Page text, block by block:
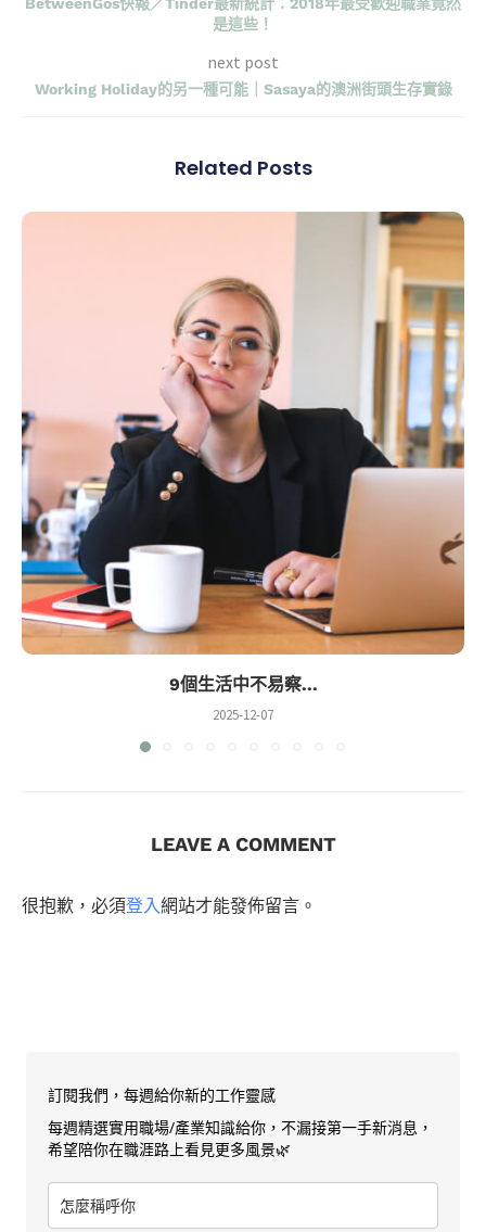
是這些！
next post
Working Holiday的另一種可能｜Sasaya的澳洲街頭生存實錄
Related Posts
9個生活中不易察...
2025-12-07
LEAVE A COMMENT
很抱歉，必須登入網站才能發佈留言。
訂閱我們，每週給你新的工作靈感
每週精選實用職場/產業知識給你，不漏接第一手新消息，
希望陪你在職涯路上看見更多風景🌿